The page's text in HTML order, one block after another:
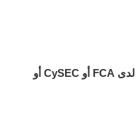
لدى FCA أو CySEC أو